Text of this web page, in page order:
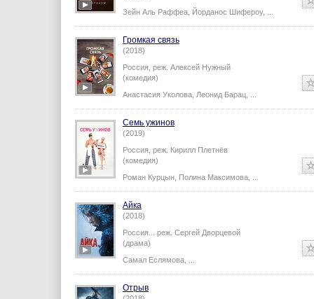
Зейн Аль Раффеа Йорданос Шифероу,
Громкая связь
(2018)
Россия, реж. Алексей Нужный
(комедия)
Анастасия Уколова Леонид Барац
Семь ужинов
(2019)
Россия, реж. Кирилл Плетнёв
(комедия)
Роман Курцын Полина Максимова
Айка
(2018)
Россия... реж. Сергей Дворцевой
(драма)
Самал Еслямова
Отрыв